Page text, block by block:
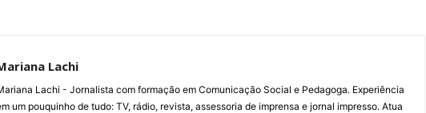
Lachi
Lachi - Jornalista com formação em Comunicação Social e Pedagoga. Experiência
um pouquinho de tudo: TV, rádio, revista, assessoria de imprensa e jornal impresso. Atua